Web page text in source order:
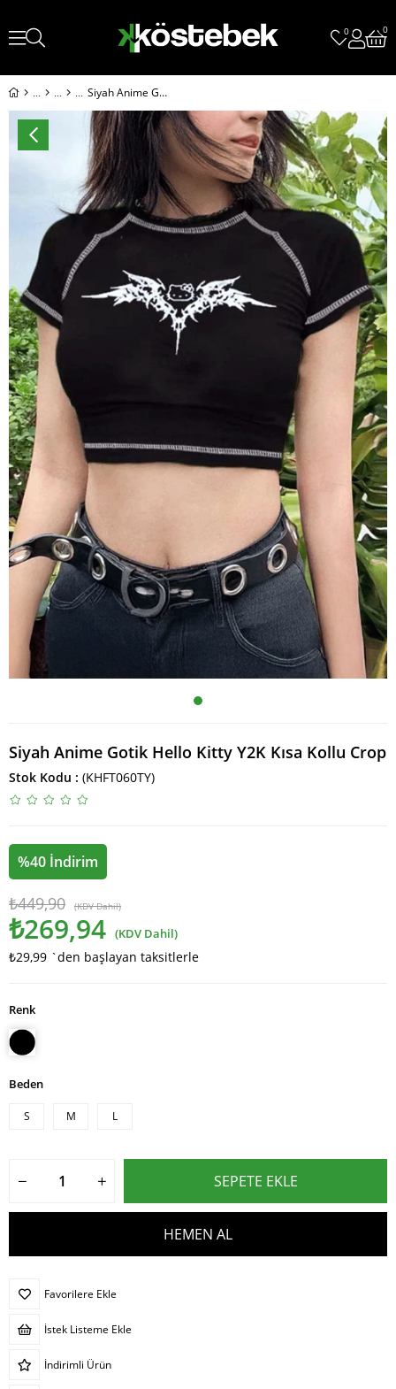
0 0
Siyah Anime Gotik Hello Kitty Y2K Kısa Kollu Crop
Siyah Anime Gotik Hello Kitty Y2K Kısa Kollu Crop
Stok Kodu (KHFT060TY)
%40 İndirim
₺449,90 (KDV Dahil)
₺269,94 (KDV Dahil)
₺29,99 `den başlayan taksitlerle
Renk
Beden
S M L
Favorilere Ekle
İstek Listeme Ekle
İndirimli Ürün